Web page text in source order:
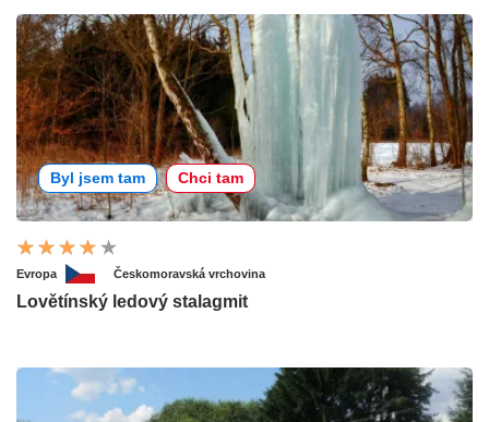
Byl jsem tam Chci tam
Evropa Českomoravská vrchovina
Lovětínský ledový stalagmit